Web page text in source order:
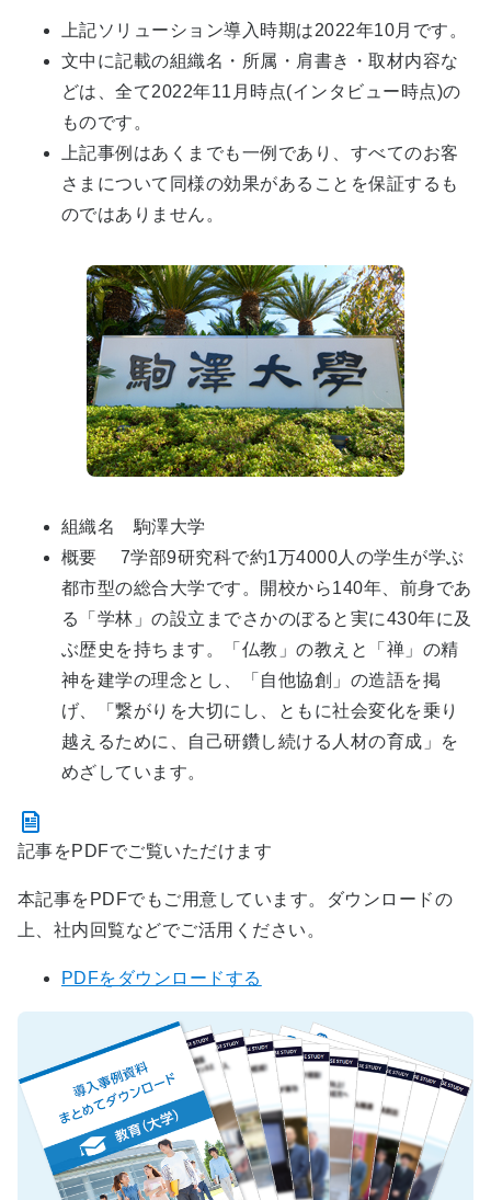
上記ソリューション導入時期は2022年10月です。
文中に記載の組織名・所属・肩書き・取材内容な
どは、全て2022年11月時点(インタビュー時点)の
ものです。
上記事例はあくまでも一例であり、すべてのお客
さまについて同様の効果があることを保証するも
のではありません。
組織名 駒澤大学
概要 7学部9研究科で約1万4000人の学生が学ぶ
都市型の総合大学です。開校から140年、前身であ
る「学林」の設立までさかのぼると実に430年に及
ぶ歴史を持ちます。「仏教」の教えと「禅」の精
神を建学の理念とし、「自他協創」の造語を掲
げ、「繋がりを大切にし、ともに社会変化を乗り
越えるために、自己研鑽し続ける人材の育成」を
めざしています。
記事をPDFでご覧いただけます
本記事をPDFでもご用意しています。ダウンロードの
上、社内回覧などでご活用ください。
PDFをダウンロードする